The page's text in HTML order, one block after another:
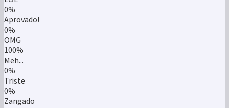
0%
Aprovado!
0%
OMG
100%
Meh...
0%
Triste
0%
Zangado